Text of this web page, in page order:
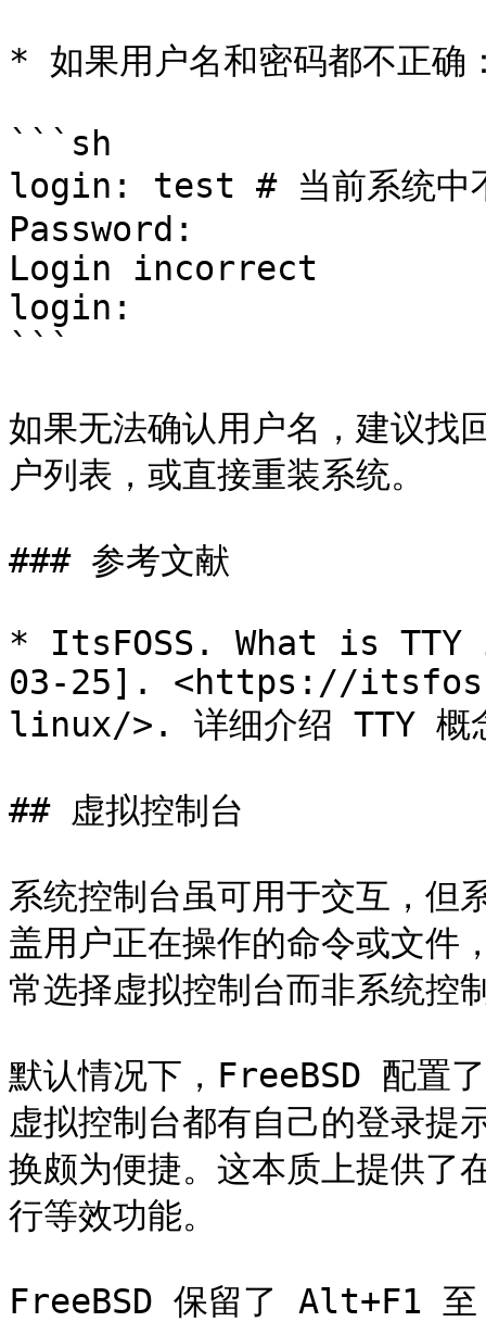
* 如果用户名和密码都不正确
```sh
login: test # 当前系统中
Password:
Login incorrect
login:
```
如果无法确认用户名，建议
户列表，或直接重装系统。
### 参考文献
* ItsFOSS. What is
03-25]. <https://
linux/>. 详细介绍 TTY 概
## 虚拟控制台
系统控制台虽可用于交互，但
盖用户正在操作的命令或文件
常选择虚拟控制台而非系统控
默认情况下，FreeBSD 配置
虚拟控制台都有自己的登录
换颇为便捷。这本质上提供了
行等效功能。
FreeBSD 保留了 Alt+F1 至